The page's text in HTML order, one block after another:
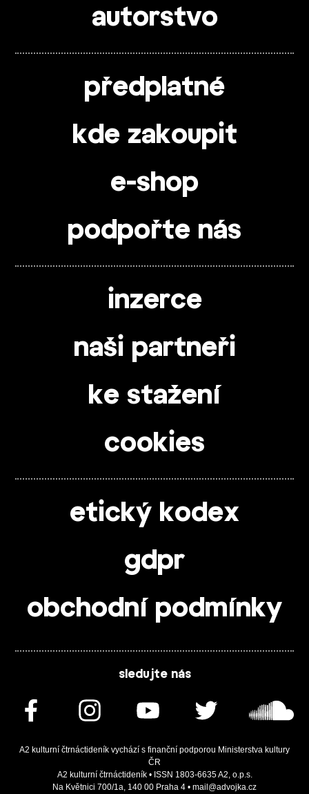
autorstvo
předplatné
kde zakoupit
e-shop
podpořte nás
inzerce
naši partneři
ke stažení
cookies
etický kodex
gdpr
obchodní podmínky
sledujte nás
A2 kulturní čtrnáctideník vychází s finanční podporou Ministerstva kultury
ČR
A2 kulturní čtrnáctideník • ISSN 1803-6635 A2, o.p.s.
Na Květnici 700/1a, 140 00 Praha 4 • mail@advojka.cz